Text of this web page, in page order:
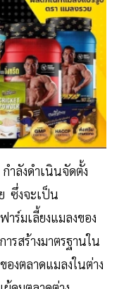
ำลังดำเนินจัดตั้ง
ซึ่งจะเป็น
ร์มเลี้ยงแมลงของ
รสร้างมาตรฐานใน
งตลาดแมลงในต่าง